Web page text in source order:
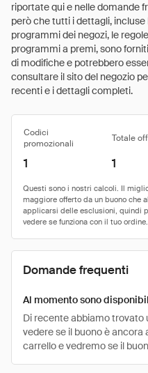
riportate qui e nelle domande
però che tutti i dettagli,
programmi dei negozi, le
programmi a premi, sono
di modifiche e potrebbero
consultare il sito del negozio
recenti e i dettagli completi.
Codici
promozionali
Totale
1 1
Domande frequenti
Al momento sono
Di recente abbiamo trovato
vedere se il buono è
carrello e vedremo se il